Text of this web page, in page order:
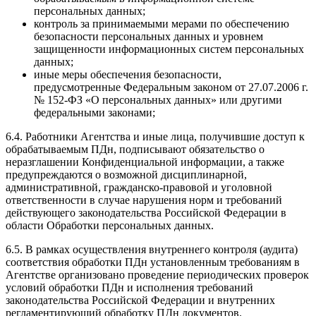
персональных данных;
контроль за принимаемыми мерами по обеспечению
безопасности персональных данных и уровнем
защищенности информационных систем персональных
данных;
иные меры обеспечения безопасности,
предусмотренные Федеральным законом от 27.07.2006 г.
№ 152-ФЗ «О персональных данных» или другими
федеральными законами;
6.4. Работники Агентства и иные лица, получившие доступ к
обрабатываемым ПДн, подписывают обязательство о
неразглашении Конфиденциальной информации, а также
предупреждаются о возможной дисциплинарной,
административной, гражданско-правовой и уголовной
ответственности в случае нарушения норм и требований
действующего законодательства Российской Федерации в
области Обработки персональных данных.
6.5. В рамках осуществления внутреннего контроля (аудита)
соответствия обработки ПДн установленным требованиям в
Агентстве организовано проведение периодических проверок
условий обработки ПДн и исполнения требований
законодательства Российской Федерации и внутренних
регламентирующий обработку ПДн документов.